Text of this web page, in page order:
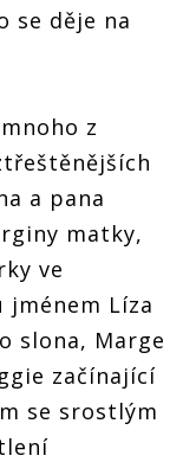
se děje na
z
a pana
matky,
ve
Líza
slona, Marge
začínající
se srostlým